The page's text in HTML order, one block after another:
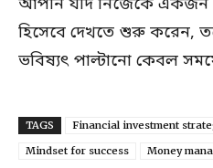
হিসেবে দেখতে শুরু করেন,
ভবিষ্যৎ পাল্টানো কেবল
TAGS Financial investment
Mindset for success
Money